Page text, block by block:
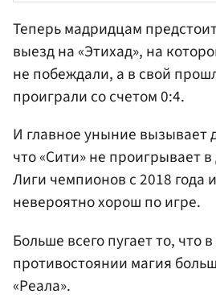
Теперь мадридцам
выезд на «Этихад», на
не побеждали, а в свой
проиграли со счетом 0:4.
И главное уныние вызывает
что «Сити» не проигрывает
Лиги чемпионов с 2018 года
невероятно хорош по игре.
Больше всего пугает то, что
противостоянии магия
«Реала».